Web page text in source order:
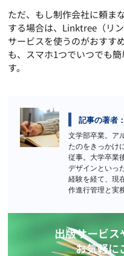
ただ、もし制作会社に頼ま
する場合は、Linktree（リ
サービスを使うのがおすす
も、スマホ1つでいつでも
す。
記事の著者
文学部卒業。ア
たのをきっかけ
従事。大学卒業
デザインといっ
経験を経て、現
作進行管理と実
出版サービス
お気軽に